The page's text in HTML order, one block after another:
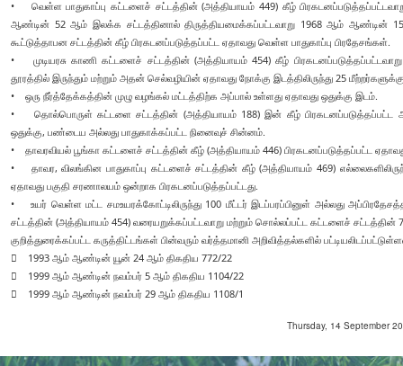
• வெள்ள பாதுகாப்பு கட்டளைச் சட்டத்தின் (அத்தியாயம் 449) கீழ்
ஆண்டின் 52 ஆம் இலக்க சட்டத்தினால் திருத்தியமைக்கப்பட்டவாறு 1968 ஆம் ஆண்டின்
கூட்டுத்தாபன சட்டத்தின் கீழ் பிரகடனப்படுத்தப்பட்ட ஏதாவது வெள்ள பாதுகாப்பு பிரதேசங்கள்.
• முடியரசு காணி கட்டளைச் சட்டத்தின் (அத்தியாயம் 454) கீழ்
தூரத்தில் இருந்தும் மற்றும் அதன் செல்வழியின் ஏதாவது நோக்கு இடத்திலிருந்து 25
• ஒரு நீர்த்தேக்கத்தின் முழு வழங்கல் மட்டத்திற்க அப்பால் உள்ளது ஏதாவது ஒதுக்கு இடம்.
• தொல்பொருள் கட்டளை சட்டத்தின் (அத்தியாயம் 188) இன் கீழ் பிரகடனப்படுத்தப்பட்ட
ஒதுக்கு, பண்டைய அல்லது பாதுகாக்கப்பட்ட நினைவுச் சின்னம்.
• தாவரவியல் பூங்கா கட்டளைச் சட்டத்தின் கீழ் (அத்தியாயம் 446) பிரகடனப்படுத்தப்பட்ட
• தாவர, விலங்கின பாதுகாப்பு கட்டளைச் சட்டத்தின் கீழ் (அத்தியாயம் 469)
ஏதாவது பகுதி சரணாலயம் ஒன்றாக பிரகடனப்படுத்தப்பட்டது.
• உயர் வெள்ள மட்ட சமஉயரக்கோட்டிலிருந்து 100 மீட்டர் இடப்பரப்பினுள் அல்லது
சட்டத்தின் (அத்தியாயம் 454) வரையறுக்கப்பட்டவாறு மற்றும் சொல்லப்பட்ட கட்டளைச் சட்டத்தின்
குறித்துரைக்கப்பட்ட கருத்திட்டங்கள் பின்வரும் வர்த்தமானி அறிவித்தல்களில்
 1993 ஆம் ஆண்டின் யூன் 24 ஆம் திகதிய 772/22
 1999 ஆம் ஆண்டின் நவம்பர் 5 ஆம் திகதிய 1104/22
 1999 ஆம் ஆண்டின் நவம்பர் 29 ஆம் திகதிய 1108/1
Thursday, 14 September